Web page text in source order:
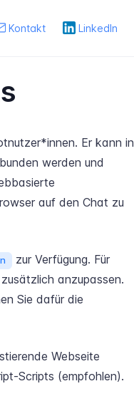
Kontakt LinkedIn
Er kann in
werden und
auf den Chat zu
zur Verfügung. Für
anzupassen.
Sie dafür die
Webseite
Scripts (empfohlen).